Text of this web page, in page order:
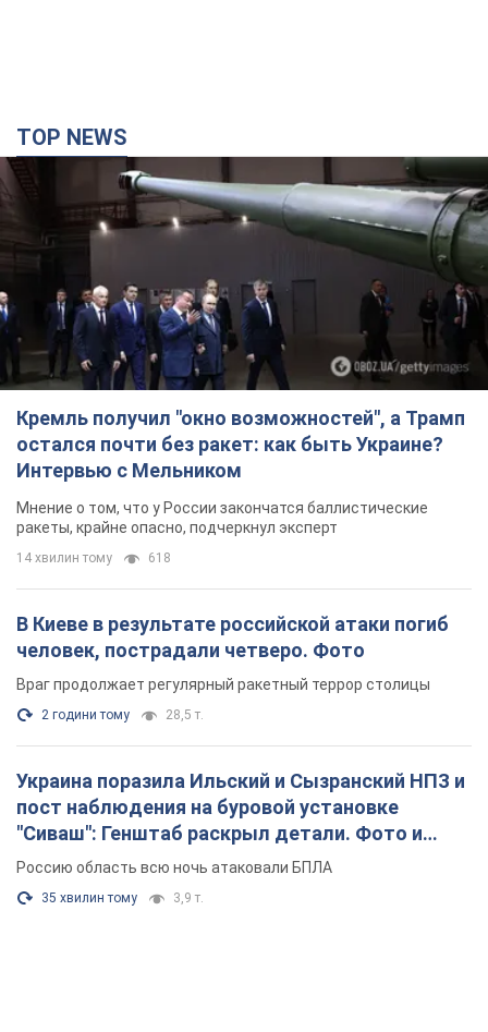
TOP NEWS
Кремль получил "окно возможностей", а Трамп
остался почти без ракет: как быть Украине?
Интервью с Мельником
Мнение о том, что у России закончатся баллистические
ракеты, крайне опасно, подчеркнул эксперт
14 хвилин тому 618
В Киеве в результате российской атаки погиб
человек, пострадали четверо. Фото
Враг продолжает регулярный ракетный террор столицы
2 години тому 28,5 т.
Украина поразила Ильский и Сызранский НПЗ и
пост наблюдения на буровой установке
"Сиваш": Генштаб раскрыл детали. Фото и
видео
Россию область всю ночь атаковали БПЛА
35 хвилин тому 3,9 т.